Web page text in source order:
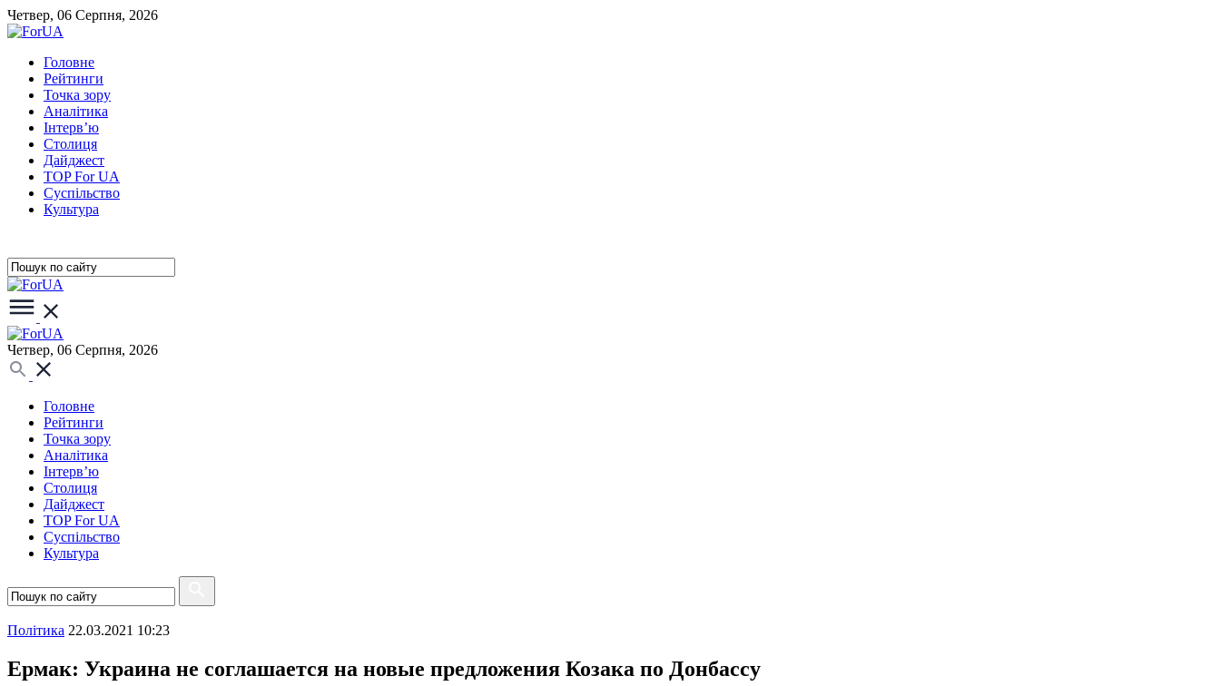
Четвер, 06 Серпня, 2026
Головне
Рейтинги
Точка зору
Аналітика
Інтерв’ю
Столиця
Дайджест
TOP For UA
Суспiльство
Культура
Четвер, 06 Серпня, 2026
Головне
Рейтинги
Точка зору
Аналітика
Інтерв’ю
Столиця
Дайджест
TOP For UA
Суспiльство
Культура
Полiтика 22.03.2021 10:23
Ермак: Украина не соглашается на новые предложения Козака по Донбассу